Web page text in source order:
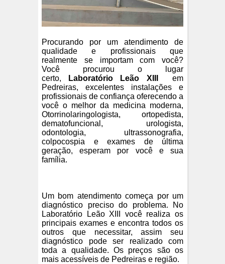
Procurando por um atendimento de
qualidade e profissionais que
realmente se importam com você?
Você procurou o lugar
certo,
Laboratório Leão XIII
em
Pedreiras, excelentes instalações e
profissionais de confiança oferecendo a
você o melhor da medicina moderna,
Otorrinolaringologista, ortopedista,
dematofuncional, urologista,
odontologia, ultrassonografia,
colpocospia e exames de última
geração, esperam por você e sua
família.
Um bom atendimento começa por um
diagnóstico preciso do problema. No
Laboratório Leão XIII você realiza os
principais exames e encontra todos os
outros que necessitar, assim seu
diagnóstico pode ser realizado com
toda a qualidade. Os preços são os
mais acessíveis de Pedreiras e região.